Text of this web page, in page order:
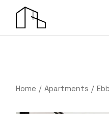
Home Apartments